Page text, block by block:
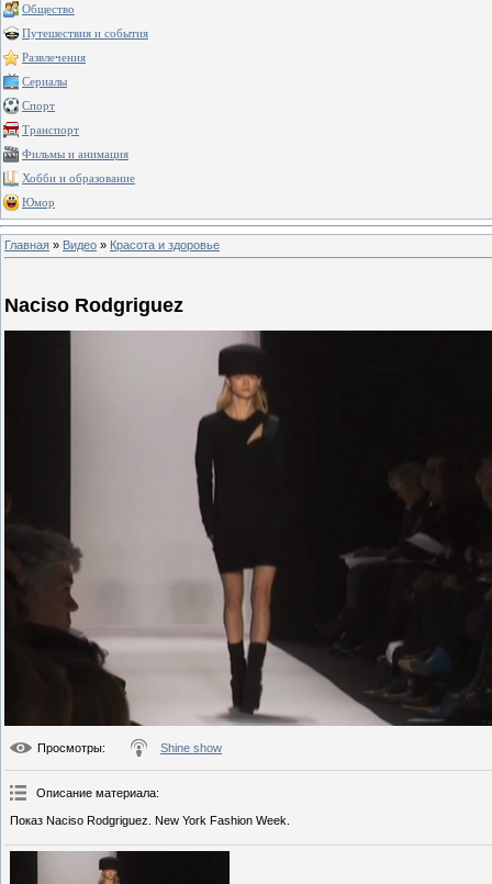
Общество
Путешествия и события
Развлечения
Сериалы
Спорт
Транспорт
Фильмы и анимация
Хобби и образование
Юмор
Главная » Видео » Красота и здоровье
Naciso Rodgriguez
Просмотры: Shine show
Описание материала:
Показ Naciso Rodgriguez. New York Fashion Week.